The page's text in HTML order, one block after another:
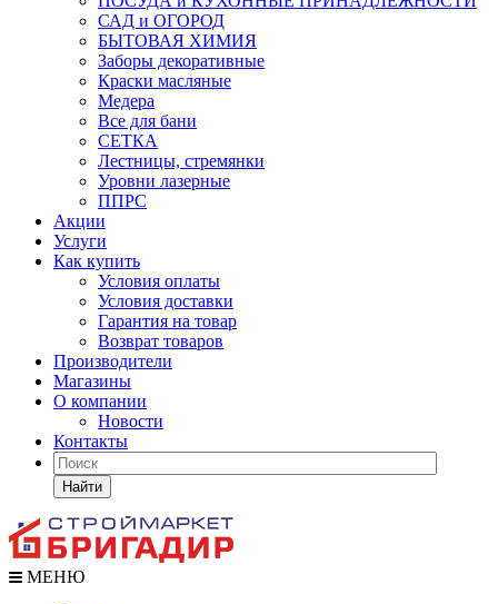
САД и ОГОРОД
БЫТОВАЯ ХИМИЯ
Заборы декоративные
Краски масляные
Медера
Все для бани
СЕТКА
Лестницы, стремянки
Уровни лазерные
ППРС
Акции
Услуги
Как купить
Условия оплаты
Условия доставки
Гарантия на товар
Возврат товаров
Производители
Магазины
О компании
Новости
Контакты
Найти
МЕНЮ